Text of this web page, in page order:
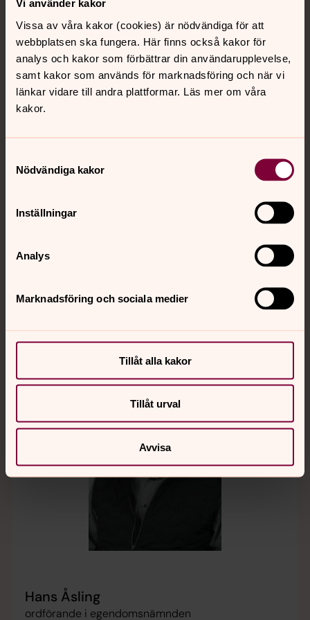
Vi använder kakor
Vissa av våra kakor (cookies) är nödvändiga för att
webbplatsen ska fungera. Här finns också kakor för
analys och kakor som förbättrar din användarupplevelse,
samt kakor som används för marknadsföring och när vi
länkar vidare till andra plattformar. Läs mer om våra
kakor.
Nödvändiga kakor
Inställningar
Analys
Marknadsföring och sociala medier
Tillåt alla kakor
Tillåt urval
Avvisa
stiftsjägmästare
E-post:
Hans Åsling
ordförande i egendomsnämnden